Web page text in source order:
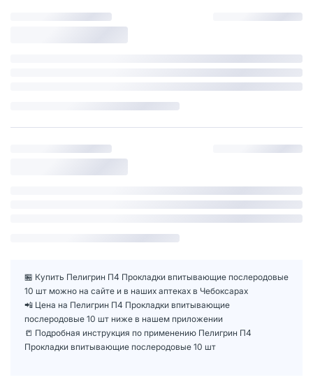
🏪 Купить Пелигрин П4 Прокладки впитывающие послеродовые
10 шт можно на сайте и в наших аптеках в Чебоксарах
📲 Цена на Пелигрин П4 Прокладки впитывающие
послеродовые 10 шт ниже в нашем приложении
📒 Подробная инструкция по применению Пелигрин П4
Прокладки впитывающие послеродовые 10 шт